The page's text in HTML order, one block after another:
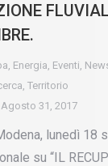
, Energia, Eventi,
, Territorio
Agosto 31, 2017
lunedì 18
su “IL